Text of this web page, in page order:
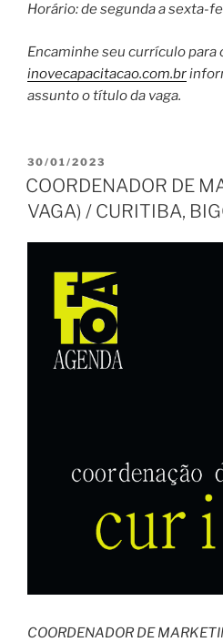
Horário: de segunda a sexta-
Encaminhe seu currículo para
inovecapacitacao.com.br
assunto o título da vaga.
PUBLICADO
EM
30/01/2023
COORDENADOR DE
VAGA) / CURITIBA,
COORDENADOR DE